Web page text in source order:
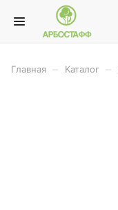
Главная Каталог